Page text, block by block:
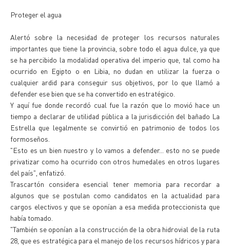
Proteger el agua
Alertó sobre la necesidad de proteger los recursos naturales
importantes que tiene la provincia, sobre todo el agua dulce, ya que
se ha percibido la modalidad operativa del imperio que, tal como ha
ocurrido en Egipto o en Libia, no dudan en utilizar la fuerza o
cualquier ardid para conseguir sus objetivos, por lo que llamó a
defender ese bien que se ha convertido en estratégico.
Y aquí fue donde recordó cual fue la razón que lo movió hace un
tiempo a declarar de utilidad pública a la jurisdicción del bañado La
Estrella que legalmente se convirtió en patrimonio de todos los
formoseños.
"Esto es un bien nuestro y lo vamos a defender... esto no se puede
privatizar como ha ocurrido con otros humedales en otros lugares
del país", enfatizó.
Trascartón considera esencial tener memoria para recordar a
algunos que se postulan como candidatos en la actualidad para
cargos electivos y que se oponían a esa medida proteccionista que
había tomado.
"También se oponían a la construcción de la obra hidrovial de la ruta
28, que es estratégica para el manejo de los recursos hídricos y para